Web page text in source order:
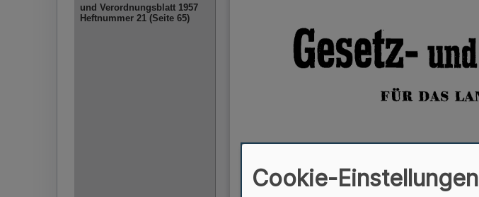
Cookie-Einstellungen